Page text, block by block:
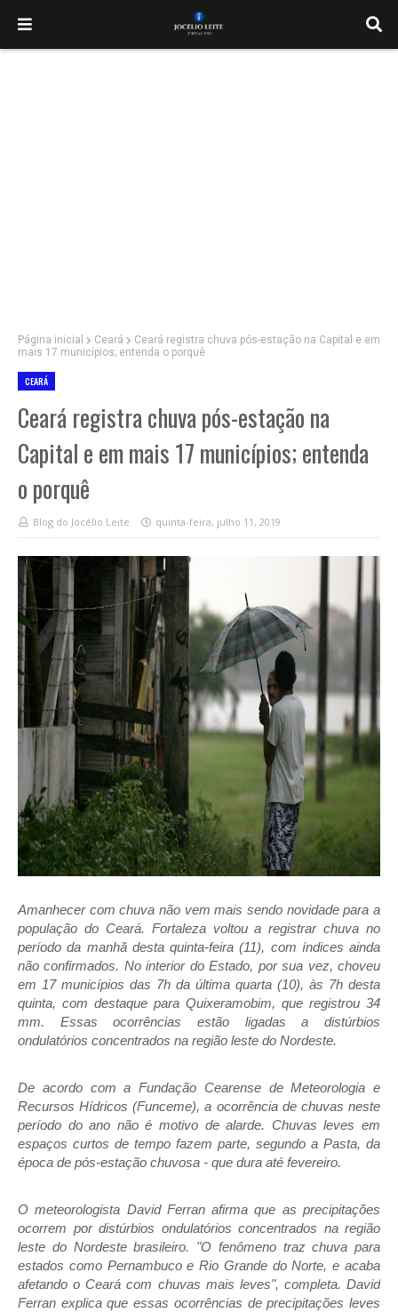
Página inicial Ceará
Ceará registra chuva pós-estação na Capital e em
mais 17 municípios; entenda o porquê
CEARÁ
Ceará registra chuva pós-estação na
Capital e em mais 17 municípios; entenda
o porquê
Blog do Jocélio Leite quinta-feira, julho 11, 2019
Amanhecer com chuva não vem mais sendo novidade para a
população do Ceará. Fortaleza voltou a registrar chuva no
período da manhã desta quinta-feira (11), com índices ainda
não confirmados. No interior do Estado, por sua vez, choveu
em 17 municípios das 7h da última quarta (10), às 7h desta
quinta, com destaque para Quixeramobim, que registrou 34
mm. Essas ocorrências estão ligadas a distúrbios
ondulatórios concentrados na região leste do Nordeste.
De acordo com a Fundação Cearense de Meteorologia e
Recursos Hídricos (Funceme), a ocorrência de chuvas neste
período do ano não é motivo de alarde. Chuvas leves em
espaços curtos de tempo fazem parte, segundo a Pasta, da
época de pós-estação chuvosa - que dura até fevereiro.
O meteorologista David Ferran afirma que as precipitações
ocorrem por distúrbios ondulatórios concentrados na região
leste do Nordeste brasileiro. "O fenômeno traz chuva para
estados como Pernambuco e Rio Grande do Norte, e acaba
afetando o Ceará com chuvas mais leves", completa. David
Ferran explica que essas ocorrências de precipitações leves